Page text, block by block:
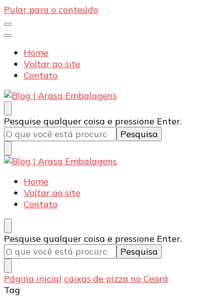
Pular para o conteúdo
Home
Voltar ao site
Contato
Blog | Arasa Embalagens
Confira conteúdos sobre embalagens para pizzas,
doces e salgados. Tudo para seu comércio com a
qualidade Arasa. Leia nossos conteúdos!
Procurando
algo?
Pesquise qualquer coisa e pressione Enter.
Blog | Arasa Embalagens
Confira conteúdos sobre embalagens para pizzas,
doces e salgados. Tudo para seu comércio com a
qualidade Arasa. Leia nossos conteúdos!
Home
Voltar ao site
Contato
Procurando
algo?
Pesquise qualquer coisa e pressione Enter.
Página inicial caixas de pizza no Ceará
Tag